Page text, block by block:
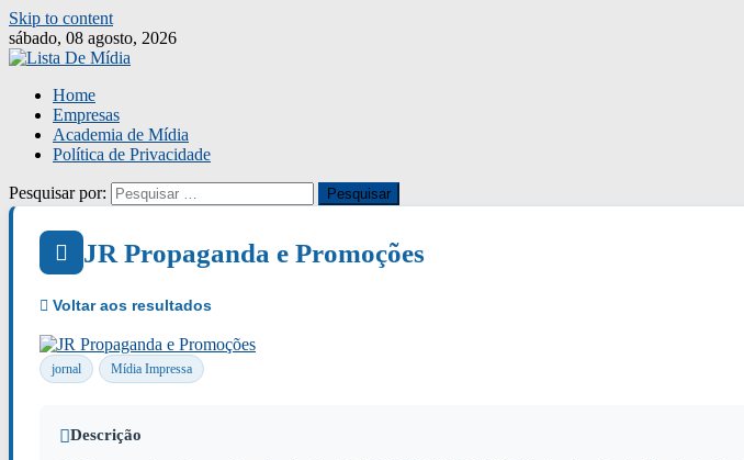
Skip to content
sábado, 08 agosto, 2026
Home
Empresas
Academia de Mídia
Política de Privacidade
Pesquisar por:
JR Propaganda e Promoções
jornal Mídia Impressa
Descrição